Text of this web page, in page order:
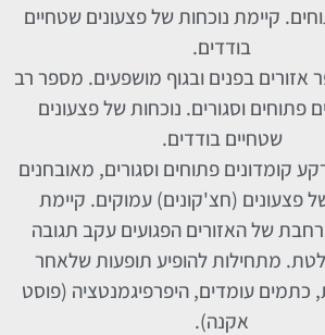
קיימת נוכחות של פצעונים שטחיים
בודדים.
אזורים בפנים ובגוף מושפעים. מספר רב
פתוחים וסגורים. נוכחות של פצעונים
שטחיים בודדים.
על רקע קומדונים פתוחים וסגורים, מאובחנים
פצעונים (חצ'קונים) עמוקים. קיימת
של האזורים הפגועים עקב תגובה
מתחילות להופיע תופעות שלאחר
כתמים עומדים, היפרפיגמנטציה (פוסט
אקנה).